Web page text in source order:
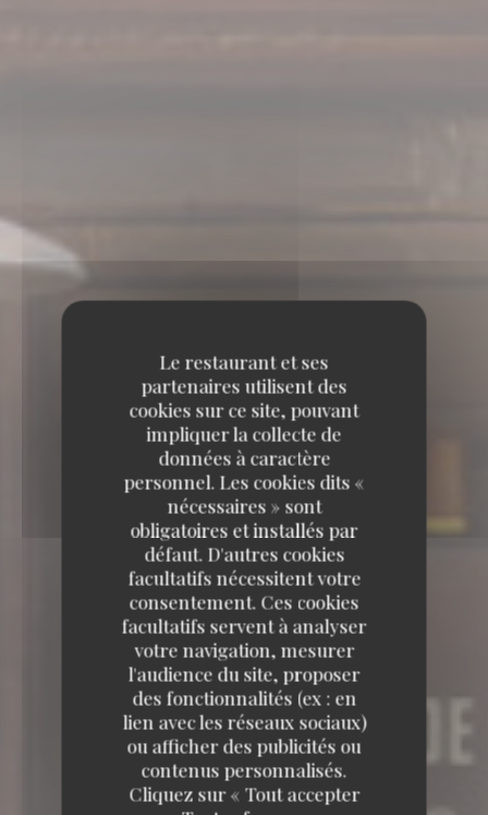
Le restaurant et ses
partenaires utilisent des
cookies sur ce site, pouvant
impliquer la collecte de
données à caractère
personnel. Les cookies dits «
nécessaires » sont
obligatoires et installés par
défaut. D'autres cookies
facultatifs nécessitent votre
consentement. Ces cookies
facultatifs servent à analyser
votre navigation, mesurer
l'audience du site, proposer
des fonctionnalités (ex : en
lien avec les réseaux sociaux)
ou afficher des publicités ou
contenus personnalisés.
Cliquez sur « Tout accepter